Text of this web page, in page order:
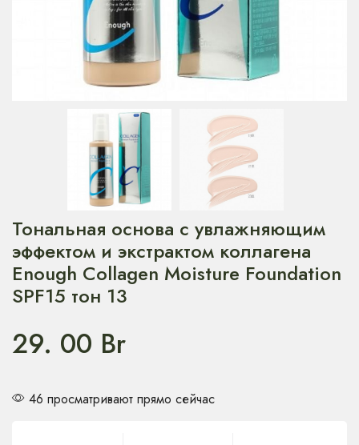
Тональная основа с увлажняющим
эффектом и экстрактом коллагена
Enough Collagen Moisture Foundation
SPF15 тон 13
29. 00 Br
46 просматривают прямо сейчас